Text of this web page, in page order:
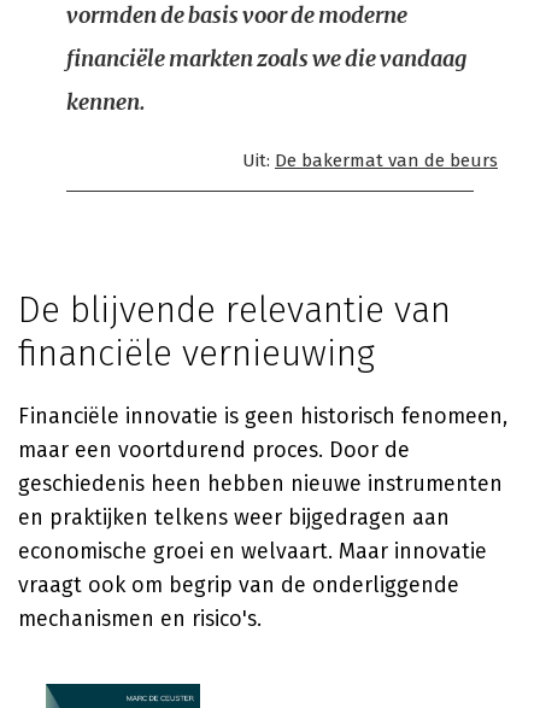
vormden de basis voor de moderne
financiële markten zoals we die vandaag
kennen.
Uit: De bakermat van de beurs
De blijvende relevantie van
financiële vernieuwing
Financiële innovatie is geen historisch fenomeen,
maar een voortdurend proces. Door de
geschiedenis heen hebben nieuwe instrumenten
en praktijken telkens weer bijgedragen aan
economische groei en welvaart. Maar innovatie
vraagt ook om begrip van de onderliggende
mechanismen en risico's.